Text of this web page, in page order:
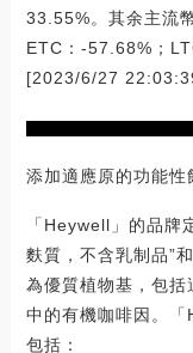
33.55%。其余主流
ETC：-57.68%；
[2023/6/27
添加適應原的功能性
「Heywell」的品牌
麩質，不含乳制品”
為優質植物基，包括
中的有機咖啡因。「
包括：